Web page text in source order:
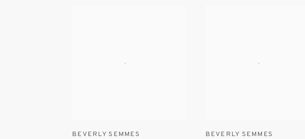
BEVERLY SEMMES BEVERLY SEMMES